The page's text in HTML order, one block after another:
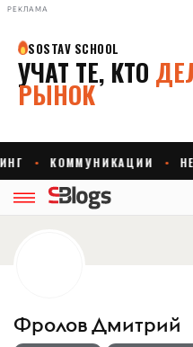
РЕКЛАМА
Фролов Дмитрий